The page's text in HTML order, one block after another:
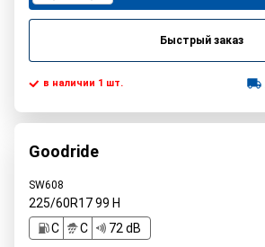
Быстрый заказ
в наличии 1 шт.
Goodride
SW608
225/60R1799 H
C
C 72 dB